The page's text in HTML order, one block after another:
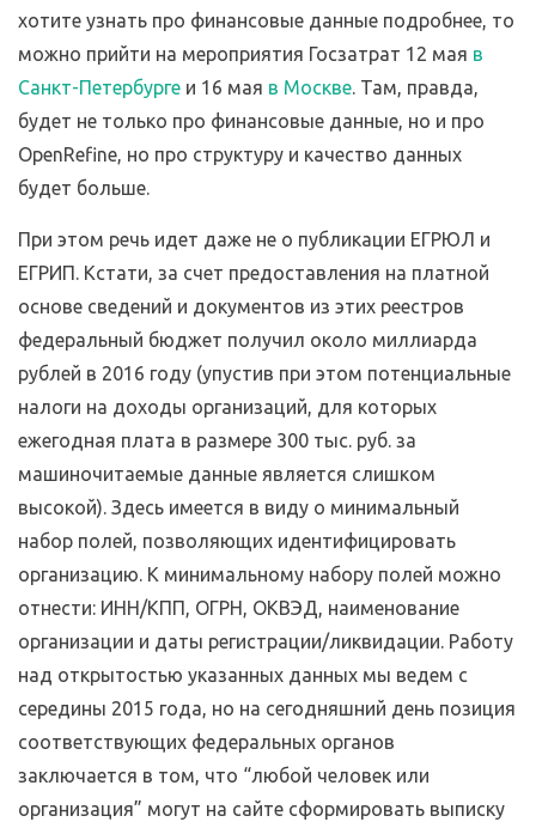
хотите узнать про финансовые данные подробнее, то
можно прийти на мероприятия Госзатрат 12 мая в
Санкт-Петербурге и 16 мая в Москве. Там, правда,
будет не только про финансовые данные, но и про
OpenRefine, но про структуру и качество данных
будет больше.
При этом речь идет даже не о публикации ЕГРЮЛ и
ЕГРИП. Кстати, за счет предоставления на платной
основе сведений и документов из этих реестров
федеральный бюджет получил около миллиарда
рублей в 2016 году (упустив при этом потенциальные
налоги на доходы организаций, для которых
ежегодная плата в размере 300 тыс. руб. за
машиночитаемые данные является слишком
высокой). Здесь имеется в виду о минимальный
набор полей, позволяющих идентифицировать
организацию. К минимальному набору полей можно
отнести: ИНН/КПП, ОГРН, ОКВЭД, наименование
организации и даты регистрации/ликвидации. Работу
над открытостью указанных данных мы ведем с
середины 2015 года, но на сегодняшний день позиция
соответствующих федеральных органов
заключается в том, что “любой человек или
организация” могут на сайте сформировать выписку